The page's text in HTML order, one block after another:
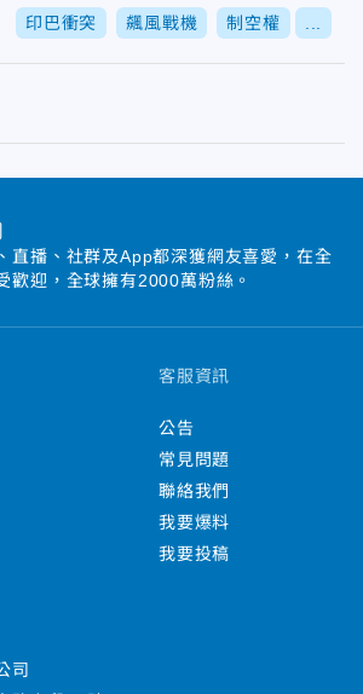
印巴衝突 飆風戰機 制空權
直播、社群及App都深獲網友喜愛，在全
歡迎，全球擁有2000萬粉絲。
客服資訊
公告
常見問題
聯絡我們
我要爆料
我要投稿
司